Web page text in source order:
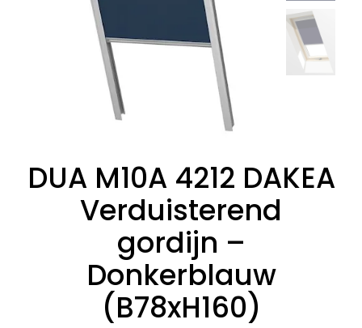
DUA M10A 4212 DAKEA
Verduisterend
gordijn –
Donkerblauw
(B78xH160)